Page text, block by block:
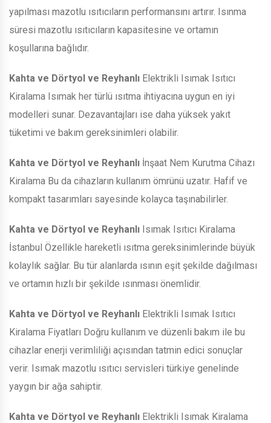
yapılması mazotlu ısıtıcıların performansını artırır. Isınma
süresi mazotlu ısıtıcıların kapasitesine ve ortamın
koşullarına bağlıdır.
Kahta ve Dörtyol ve Reyhanlı Elektrikli Isımak Isıtıcı
Kiralama Isımak her türlü ısıtma ihtiyacına uygun en iyi
modelleri sunar. Dezavantajları ise daha yüksek yakıt
tüketimi ve bakım gereksinimleri olabilir.
Kahta ve Dörtyol ve Reyhanlı İnşaat Nem Kurutma Cihazı
Kiralama Bu da cihazların kullanım ömrünü uzatır. Hafif ve
kompakt tasarımları sayesinde kolayca taşınabilirler.
Kahta ve Dörtyol ve Reyhanlı Isımak Isıtıcı Kiralama
İstanbul Özellikle hareketli ısıtma gereksinimlerinde büyük
kolaylık sağlar. Bu tür alanlarda ısının eşit şekilde dağılması
ve ortamın hızlı bir şekilde ısınması önemlidir.
Kahta ve Dörtyol ve Reyhanlı Elektrikli Isımak Isıtıcı
Kiralama Fiyatları Doğru kullanım ve düzenli bakım ile bu
cihazlar enerji verimliliği açısından tatmin edici sonuçlar
verir. Isımak mazotlu ısıtıcı servisleri türkiye genelinde
yaygın bir ağa sahiptir.
Kahta ve Dörtyol ve Reyhanlı Elektrikli Isımak Kiralama